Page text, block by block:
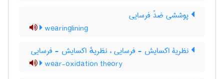
پوششی ضدّ فرسایی
wearinglining
نظریۀ اکسایش - فرسایی ، نظریهٔ اکسایش - فرسایی
wear-oxidation theory